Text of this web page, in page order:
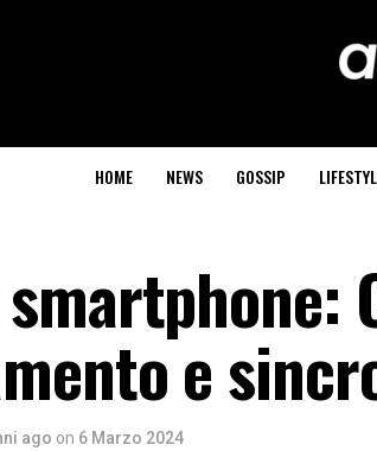
HOME NEWS GOSSIP
e
ago on 6 Marzo 2024